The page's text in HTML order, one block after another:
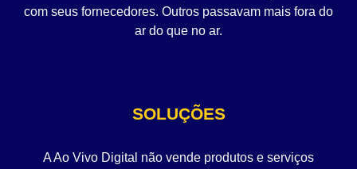
com seus fornecedores. Outros passavam mais fora do
ar do que no ar.
SOLUÇÕES
A Ao Vivo Digital não vende produtos e serviços